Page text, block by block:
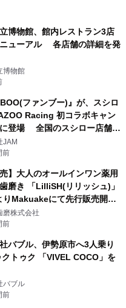
博物館、館内レストラン3店
ューアル 各店舗の詳細を発
博物館
ファンブー)』が、スシロ
Racing 初コラボキャン
登場 全国のスシロー店舗で
の FUNBOO(ミニカー)付き
が展開されます
JAM
前
売】大人のオールインワン薬用
磨き 「LilliSH(リリッシュ)」
りMakuakeにて先行販売開
磨株式会社
前
バブル、伊勢原市へ3人乗り
クトゥク 「VIVEL COCO」を
バブル
前